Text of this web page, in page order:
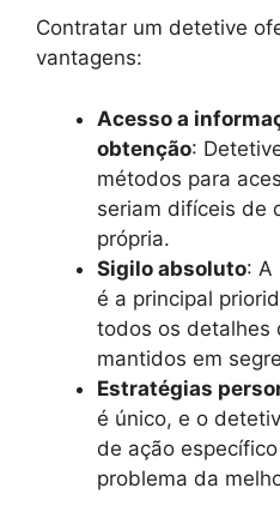
Contratar um detetive
vantagens:
Acesso a
obtenção:
métodos para
seriam difíceis de
própria.
Sigilo absoluto: A
é a principal
todos os detalhes
mantidos em
Estratégias
é único, e o
de ação
problema da